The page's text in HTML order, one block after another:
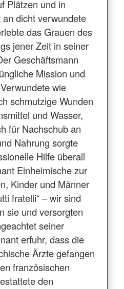
Plätzen und in
dicht verwundete
das Grauen des
jener Zeit in seiner
Geschäftsmann
Mission und
wie
schmutzige Wunden
und Wasser,
für Nachschub an
Nahrung sorgte
Hilfe überall
Einheimische zur
Kinder und Männer
fratelli“ – wir sind
sie und versorgten
seiner
erfuhr, dass die
Ärzte gefangen
französischen
den